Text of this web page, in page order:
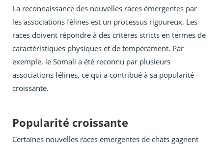
La reconnaissance des nouvelles races émergentes par
les associations félines est un processus rigoureux. Les
races doivent répondre à des critères stricts en termes de
caractéristiques physiques et de tempérament. Par
exemple, le Somali a été reconnu par plusieurs
associations félines, ce qui a contribué à sa popularité
croissante.
Popularité croissante
Certaines nouvelles races émergentes de chats gagnent